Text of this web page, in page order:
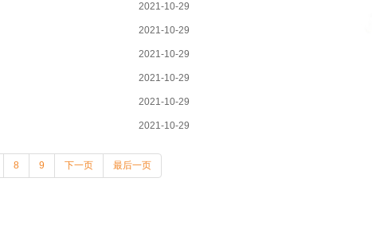
2021-10-29
2021-10-29
2021-10-29
2021-10-29
2021-10-29
2021-10-29
8 9 下一页 最后一页